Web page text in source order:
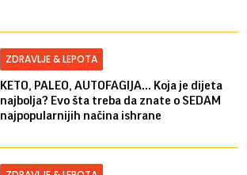
ZDRAVLJE & LEPOTA
KETO, PALEO, AUTOFAGIJA... Koja je dijeta
najbolja? Evo šta treba da znate o SEDAM
najpopularnijih načina ishrane